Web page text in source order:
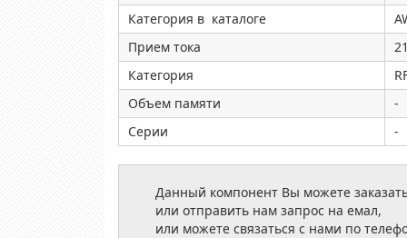
Категория в каталоге
Прием тока
Категория
Объем памяти
-
Серии
-
Данный компонент Вы можете
или отправить нам запрос на емал,
или можете связаться с нами по